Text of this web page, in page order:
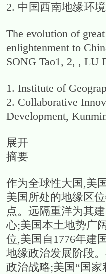
2. 中国西南地缘环
The evolution of
enlightenment to
SONG Tao1, 2, , LU
1. Institute of
2. Collaborative
Development,
展开
摘要
作为全球性大国,美
美国所处的地缘区
点。远隔重洋为其
心;美国本土地势广
位,美国自1776年建
地缘政治发展阶段
政治战略;美国“国